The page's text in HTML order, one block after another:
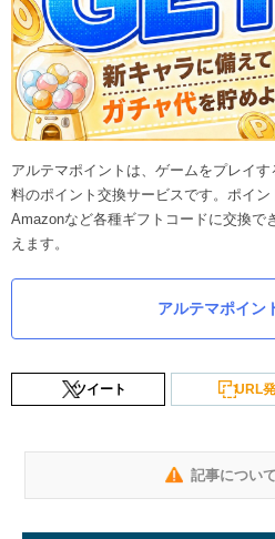
アルテマポイントは、ゲームをプレイ
料のポイント交換サービスです。ポイン
Amazonなど各種ギフトコードに交換で
えます。
アルテマポイン
ツイート URL
記事につい